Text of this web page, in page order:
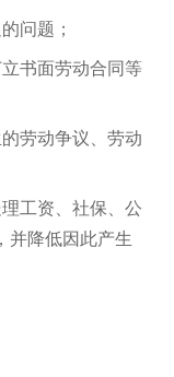
问题；
书面劳动合同等
劳动争议、劳动
工资、社保、公
并降低因此产生